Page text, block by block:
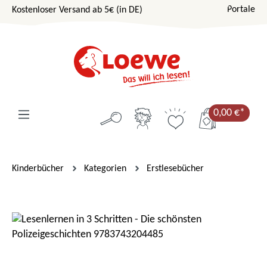
Zum Hauptinhalt springen
Kostenloser Versand ab 5€ (in DE) Portale
0,00 €*
Kinderbücher Kategorien Erstlesebücher
Bildergalerie überspringen